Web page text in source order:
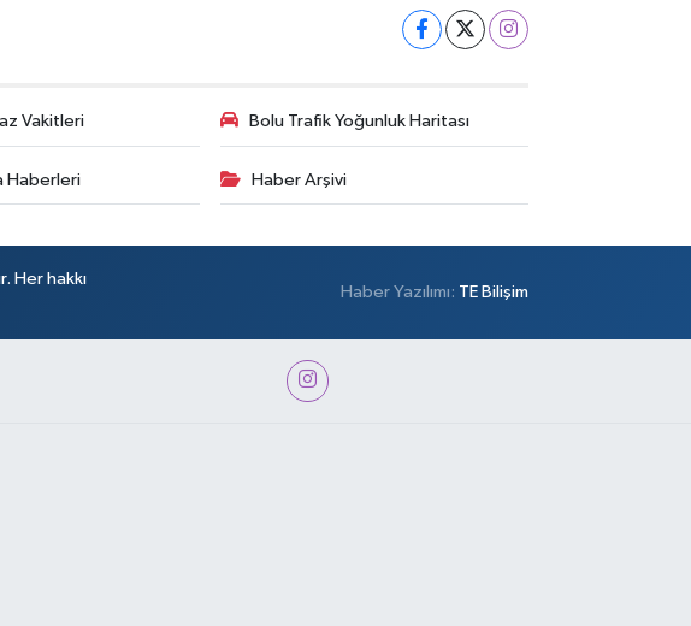
Vakitleri Bolu Trafik Yoğunluk Haritası
Haberleri Haber Arşivi
Her hakkı
Haber Yazılımı: TE Bilişim